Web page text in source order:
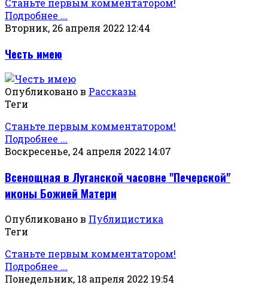
Станьте первым комментатором!
Подробнее ...
Вторник, 26 апреля 2022 12:44
Честь имею
Опубликовано в Рассказы
Теги
Станьте первым комментатором!
Подробнее ...
Воскресенье, 24 апреля 2022 14:07
Всенощная в Луганской часовне "Печерской"
иконы Божией Матери
Опубликовано в Публицистика
Теги
Станьте первым комментатором!
Подробнее ...
Понедельник, 18 апреля 2022 19:54